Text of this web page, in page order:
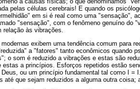
pelas células cerebrais! E quando os
em si é real como uma "sensação",
"sensação", com o fenômeno genuíno do
às vibrações.
exibem uma tendência comum para
a "fatores" tanto econômicos quando
o som é reduzido a vibrações e estas são
estas a princípios. Esforços repetidos estão
ou um princípio fundamental tal como I =
até que sejam reduzidos a alguma outra